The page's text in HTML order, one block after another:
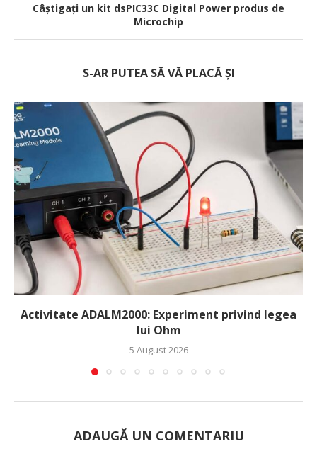
Câștigați un kit dsPIC33C Digital Power produs de
Microchip
S-AR PUTEA SĂ VĂ PLACĂ ȘI
Activitate ADALM2000: Experiment privind legea
lui Ohm
5 August 2026
ADAUGĂ UN COMENTARIU